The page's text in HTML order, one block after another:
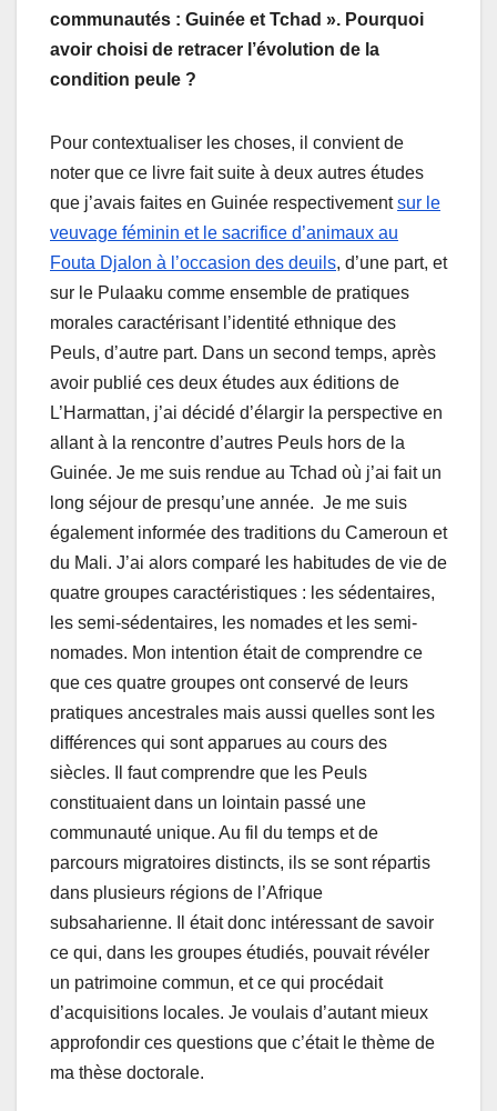
communautés : Guinée et Tchad ». Pourquoi
avoir choisi de retracer l’évolution de la
condition peule ?
Pour contextualiser les choses, il convient de
noter que ce livre fait suite à deux autres études
que j’avais faites en Guinée respectivementsur le
veuvage féminin et le sacrifice d’animaux au
Fouta Djalon à l’occasion des deuils, d’une part, et
sur le Pulaaku comme ensemble de pratiques
morales caractérisant l’identité ethnique des
Peuls, d’autre part. Dans un second temps, après
avoir publié ces deux études aux éditions de
L’Harmattan, j’ai décidé d’élargir la perspective en
allant à la rencontre d’autres Peuls hors de la
Guinée. Je me suis rendue au Tchad où j’ai fait un
long séjour de presqu’une année. Je me suis
également informée des traditions du Cameroun et
du Mali. J’ai alors comparé les habitudes de vie de
quatre groupes caractéristiques : les sédentaires,
les semi-sédentaires, les nomades et les semi-
nomades. Mon intention était de comprendre ce
que ces quatre groupes ont conservé de leurs
pratiques ancestrales mais aussi quelles sont les
différences qui sont apparues au cours des
siècles. Il faut comprendre que les Peuls
constituaient dans un lointain passé une
communauté unique. Au fil du temps et de
parcours migratoires distincts, ils se sont répartis
dans plusieurs régions de l’Afrique
subsaharienne. Il était donc intéressant de savoir
ce qui, dans les groupes étudiés, pouvait révéler
un patrimoine commun, et ce qui procédait
d’acquisitions locales. Je voulais d’autant mieux
approfondir ces questions que c’était le thème de
ma thèse doctorale.